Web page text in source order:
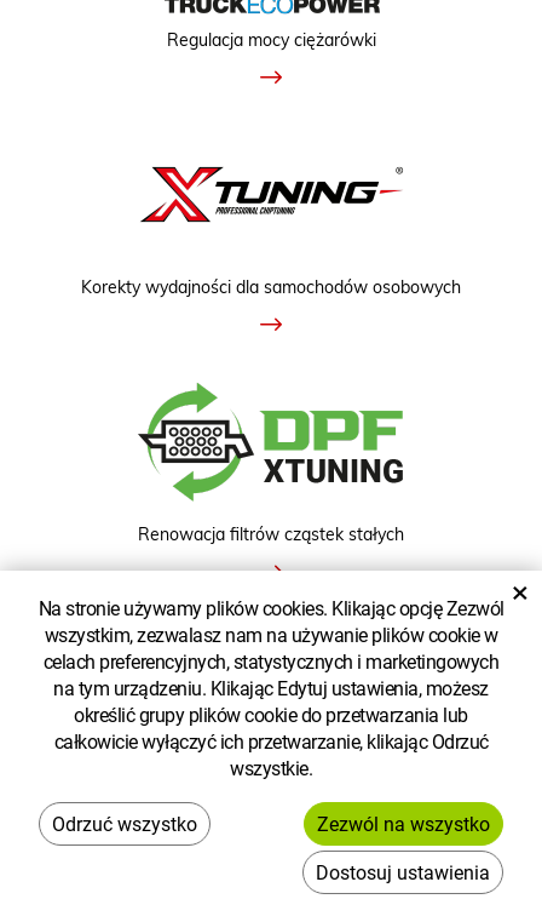
Na stronie używamy plików cookies. Klikając opcję Zezwól
wszystkim, zezwalasz nam na używanie plików cookie w
celach preferencyjnych, statystycznych i marketingowych
na tym urządzeniu. Klikając Edytuj ustawienia, możesz
określić grupy plików cookie do przetwarzania lub
całkowicie wyłączyć ich przetwarzanie, klikając Odrzuć
wszystkie.
Dostosuj ustawienia
×
Regulacja mocy ciężarówki
Korekty wydajności dla samochodów osobowych
Renowacja filtrów cząstek stałych
ZOBACZ KLASYCZNĄ WERSJĘ
Copyright © Enginecopower Sp. z o.o.
Stworzone przez